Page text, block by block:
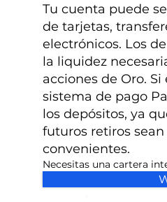
Tu cuenta puede
de tarjetas,
electrónicos. Los
la liquidez
acciones de Oro.
sistema de pago
los depósitos, ya
futuros retiros
convenientes.
Necesitas una cartera